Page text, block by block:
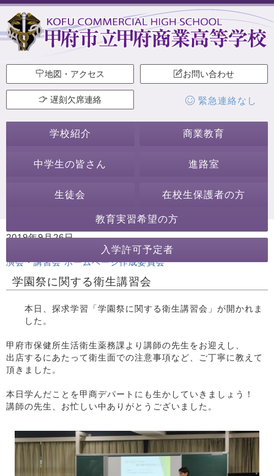
地図・アクセス お問い合わせ
遅刻欠席連絡 緊急連絡なし
学校紹介 商業教育
中学生の皆さん 進路室
生徒会 在校生保護者の方
教育実習希望の方
入学許可予定者
2019年9月26日
甲商デパート 学校からのお知らせ
演会・講習会 ホームページ作成委員会
学園祭に関する衛生講習会
本日、探求学習「学園祭に関する衛生講習会」が開かれま
した。
甲府市保健所生活衛生薬務課より講師の先生をお迎えし、
出店するにあたって衛生面での注意事項など、ご丁寧に教えて
頂きました。
本日学んだことを甲商デパートにも生かしていきましょう！
講師の先生、お忙しい中ありがとうございました。